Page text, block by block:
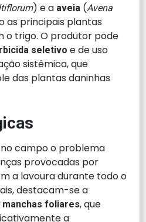
) e a aveia (Avena
as principais plantas
o trigo. O produtor pode
seletivo e de uso
sistêmica, que
das plantas daninhas
campo o problema
provocadas por
a lavoura durante todo o
destacam-se a
manchas foliares, que
a